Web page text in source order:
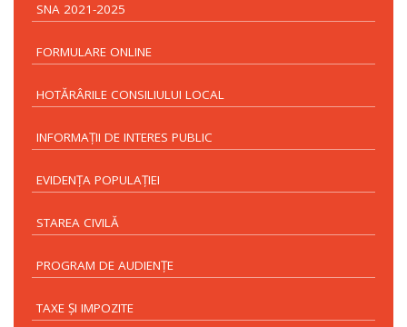
SNA 2021-2025
FORMULARE ONLINE
HOTĂRÂRILE CONSILIULUI LOCAL
INFORMAŢII DE INTERES PUBLIC
EVIDENŢA POPULAŢIEI
STAREA CIVILĂ
PROGRAM DE AUDIENŢE
TAXE ŞI IMPOZITE